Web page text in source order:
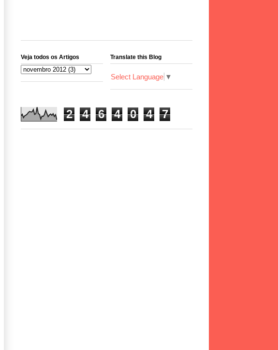
Veja todos os Artigos Translate this Blog
Select Language ▼
2 4 6 4 0 4 7